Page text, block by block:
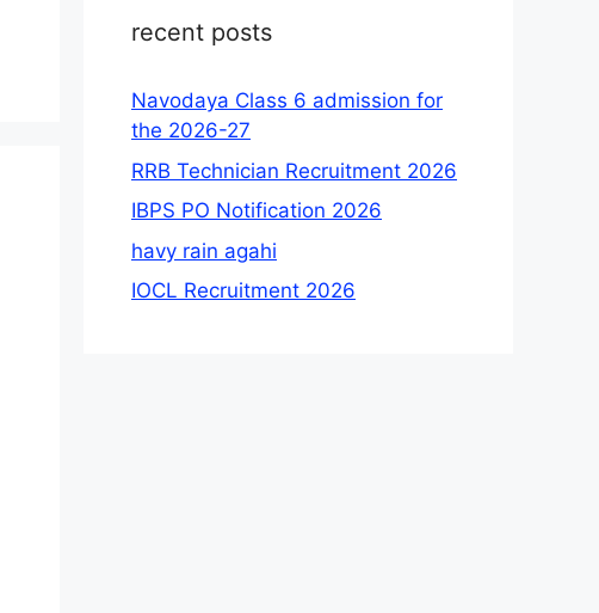
recent posts
Navodaya Class 6 admission for
the 2026-27
RRB Technician Recruitment 2026
IBPS PO Notification 2026
havy rain agahi
IOCL Recruitment 2026